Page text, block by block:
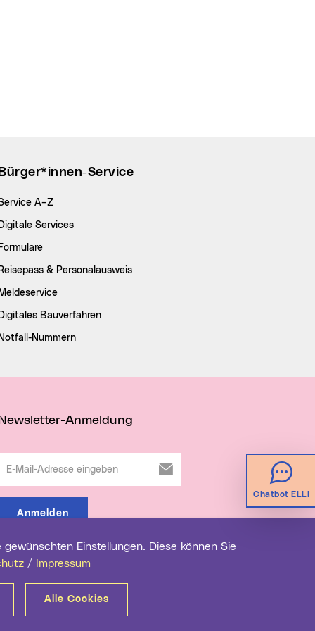
/ Impressum
Alle Cookies
Chatbot ELLI
Bürger*innen-Service
A–Z
Digitale Services
Formulare
Reisepass & Personalausweis
Meldeservice
Digitales Bauverfahren
Notfall-Nummern
Newsletter-Anmeldung
Anmelden